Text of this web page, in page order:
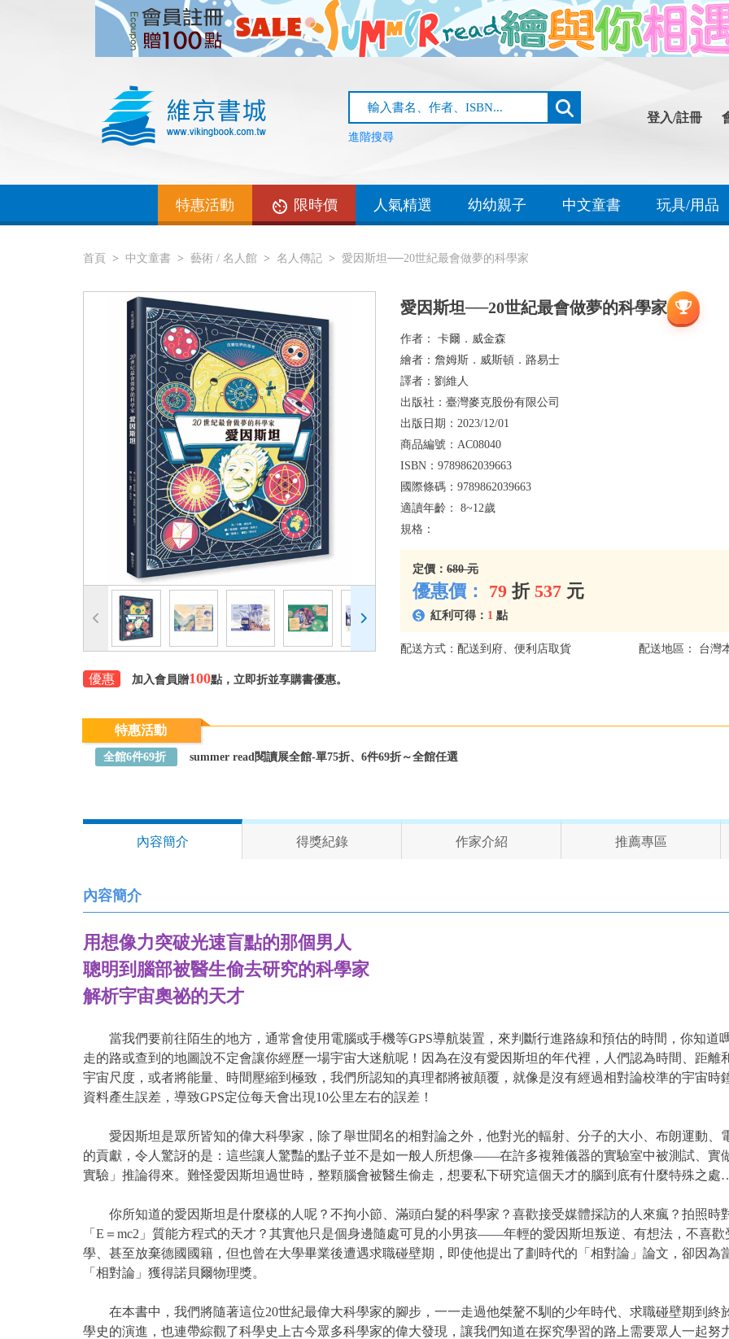
進階搜尋
登入/註冊
特惠活動 限時價 人氣精選 幼幼親子 中文童書 玩具/用品
首頁 中文童書 藝術 / 名人館 名人傳記 愛因斯坦──20世紀最會做夢的科學家
優惠 加入會員贈100點，立即折並享購書優惠。
愛因斯坦──20世紀最會做夢的科學家
作者： 卡爾．威金森
繪者： 詹姆斯．威斯頓．路易士
譯者： 劉維人
出版社： 臺灣麥克股份有限公司
出版日期： 2023/12/01
商品編號： AC08040
ISBN： 9789862039663
國際條碼： 9789862039663
適讀年齡： 8~12歲
規格：
定價： 680 元
優惠價： 79 折 537 元
紅利可得： 1 點
配送方式：配送到府、便利店取貨 配送地區： 台灣
特惠活動
全館6件69折 summer read閱讀展全館-單75折、6件69折～全館任選
內容簡介 得獎紀錄 作家介紹 推薦專區
內容簡介
用想像力突破光速盲點的那個男人
聰明到腦部被醫生偷去研究的科學家
解析宇宙奧祕的天才
當我們要前往陌生的地方，通常會使用電腦或手機等GPS導航裝置，來判斷行進路線和預估的時間，你知道
走的路或查到的地圖說不定會讓你經歷一場宇宙大迷航呢！因為在沒有愛因斯坦的年代裡，人們認為時間、距離
宇宙尺度，或者將能量、時間壓縮到極致，我們所認知的真理都將被顛覆，就像是沒有經過相對論校準的宇宙
資料產生誤差，導致GPS定位每天會出現10公里左右的誤差！
愛因斯坦是眾所皆知的偉大科學家，除了舉世聞名的相對論之外，他對光的輻射、分子的大小、布朗運動、
的貢獻，令人驚訝的是：這些讓人驚豔的點子並不是如一般人所想像——在許多複雜儀器的實驗室中被測試、實
實驗」推論得來。難怪愛因斯坦過世時，整顆腦會被醫生偷走，想要私下研究這個天才的腦到底有什麼特殊之
你所知道的愛因斯坦是什麼樣的人呢？不拘小節、滿頭白髮的科學家？喜歡接受媒體採訪的人來瘋？拍照時
「E＝mc2」質能方程式的天才？其實他只是個身邊隨處可見的小男孩——年輕的愛因斯坦叛逆、有想法，不喜
學、甚至放棄德國國籍，但也曾在大學畢業後遭遇求職碰壁期，即使他提出了劃時代的「相對論」論文，卻因為
「相對論」獲得諾貝爾物理獎。
在本書中，我們將隨著這位20世紀最偉大科學家的腳步，一一走過他桀驁不馴的少年時代、求職碰壁期到終
學史的演進，也連帶綜觀了科學史上古今眾多科學家的偉大發現，讓我們知道在探究學習的路上需要眾人一起